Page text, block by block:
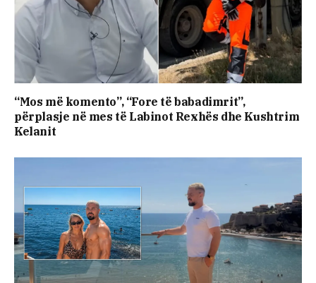
“Mos më komento”, “Fore të babadimrit”,
përplasje në mes të Labinot Rexhës dhe Kushtrim
Kelanit